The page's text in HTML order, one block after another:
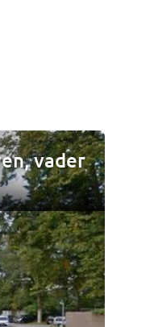
vader